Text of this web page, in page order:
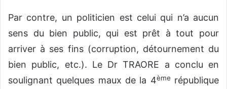
Par contre, un politicien est celui qui n’a aucun
sens du bien public, qui est prêt à tout pour
arriver à ses fins (corruption, détournement du
bien public, etc.). Le Dr TRAORE a conclu en
soulignant quelques maux de la 4ème république